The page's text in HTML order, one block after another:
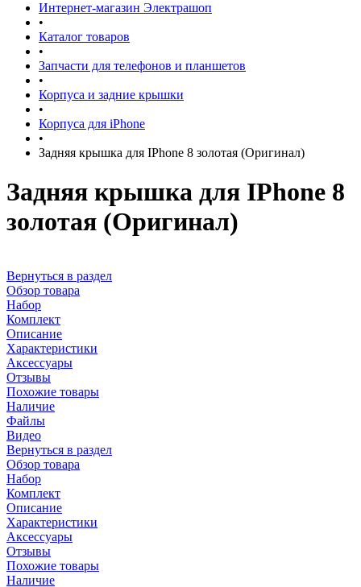
Интернет-магазин Электрашоп
•
Каталог товаров
•
Запчасти для телефонов и планшетов
•
Корпуса и задние крышки
•
Корпуса для iPhone
•
Задняя крышка для IPhone 8 золотая (Оригинал)
Задняя крышка для IPhone 8
золотая (Оригинал)
Вернуться в раздел
Обзор товара
Набор
Комплект
Описание
Характеристики
Аксессуары
Отзывы
Похожие товары
Наличие
Файлы
Видео
Вернуться в раздел
Обзор товара
Набор
Комплект
Описание
Характеристики
Аксессуары
Отзывы
Похожие товары
Наличие